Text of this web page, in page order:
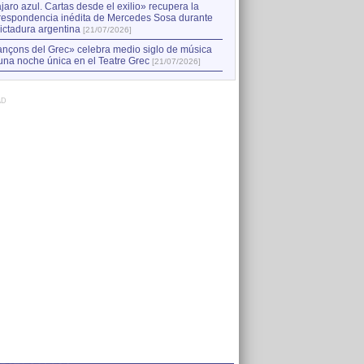
azul. Cartas desde el exilio» recupera la
inédita de Mercedes Sosa durante
argentina [21/07/2026]
del Grec» celebra medio siglo de música
noche única en el Teatre Grec [21/07/2026]